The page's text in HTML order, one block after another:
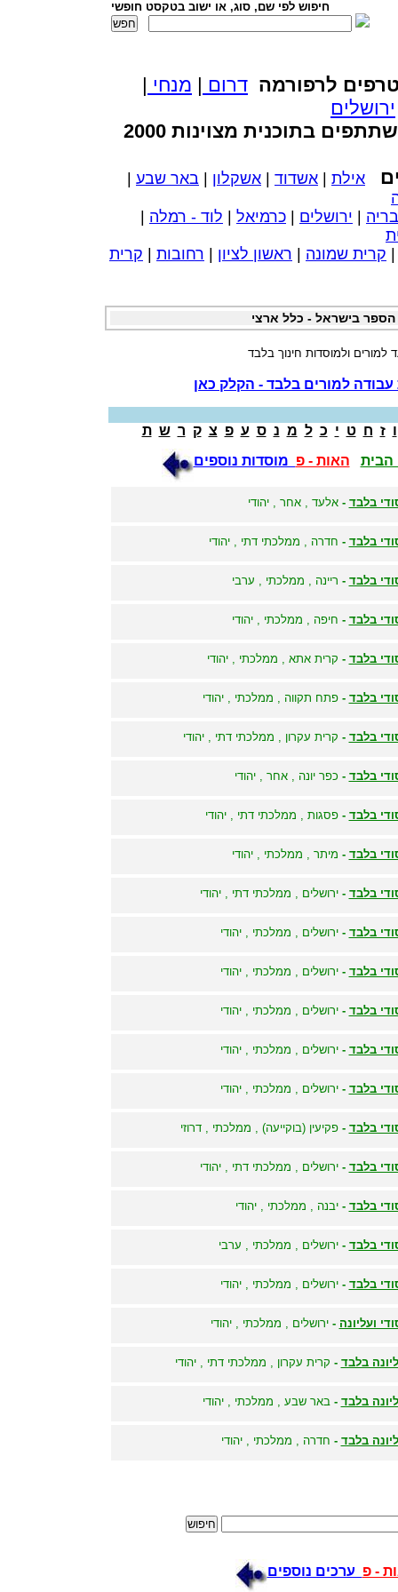
חיפוש לפי שם, סוג, או ישוב בטקסט חופשי
לרפורמה דרום | מנחי |
ירושלים
בתוכנית מצוינות 2000
אילת אשדוד אשקלון באר שבע
ירושלים כרמיאל לוד - רמלה
קרית שמונה ראשון לציון רחובות קרית
הספר בישראל - כלל ארצי
למורים ולמוסדות חינוך בלבד
למורים בלבד - הקלק כאן
ו ז ח ט י כ ל מ נ ס ע פ צ ק ר ש ת
הבית
האות - פ מוסדות נוספים
בלבד -אלעד , אחר , יהודי
בלבד - חדרה , ממלכתי דתי , יהודי
בלבד - ריינה , ממלכתי , ערבי
בלבד - חיפה , ממלכתי , יהודי
בלבד - קרית אתא , ממלכתי , יהודי
בלבד -פתח תקווה , ממלכתי , יהודי
בלבד - קרית עקרון , ממלכתי דתי , יהודי
בלבד - כפר יונה , אחר , יהודי
בלבד -פסגות , ממלכתי דתי , יהודי
בלבד - מיתר , ממלכתי , יהודי
בלבד -ירושלים , ממלכתי דתי , יהודי
בלבד -ירושלים , ממלכתי , יהודי
בלבד -ירושלים , ממלכתי , יהודי
בלבד -ירושלים , ממלכתי , יהודי
בלבד -ירושלים , ממלכתי , יהודי
בלבד -ירושלים , ממלכתי , יהודי
בלבד -פקיעין (בוקייעה) , ממלכתי , דרוזי
בלבד -ירושלים , ממלכתי דתי , יהודי
בלבד -יבנה , ממלכתי , יהודי
בלבד -ירושלים , ממלכתי , ערבי
בלבד -ירושלים , ממלכתי , יהודי
ועליונה -ירושלים , ממלכתי , יהודי
בלבד - קרית עקרון , ממלכתי דתי , יהודי
בלבד -באר שבע , ממלכתי , יהודי
בלבד - חדרה , ממלכתי , יהודי
- פ ערכים נוספים